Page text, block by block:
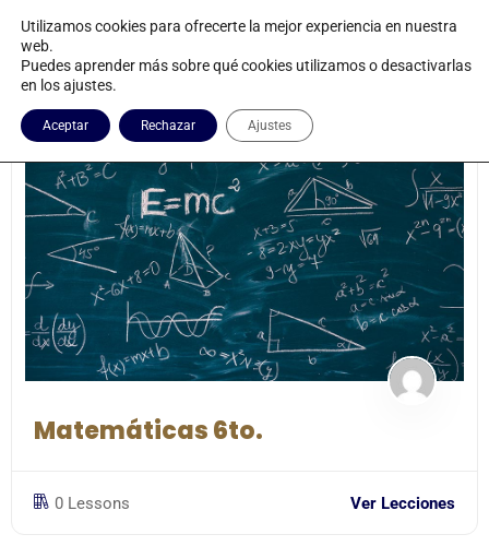
Matemáticas 6to.
0 Lessons Ver Lecciones
Utilizamos cookies para ofrecerte la mejor experiencia en nuestra
web.
Puedes aprender más sobre qué cookies utilizamos o desactivarlas
en los ajustes.
Aceptar Rechazar Ajustes